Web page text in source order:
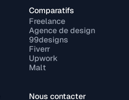
Comparatifs
Freelance
Agence de design
99designs
Fiverr
Upwork
Malt
Nous contacter